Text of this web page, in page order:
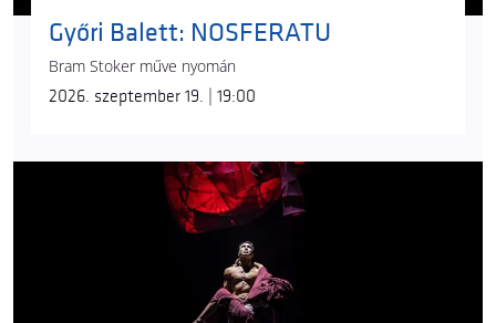
produkcióban léptek már színpadra kiemelkedő
szólistaként, azIMAállandó főszereplői, emellett a
kreatív munkafolyamatokban is alkotótársakként
vannak jelen.
© Hirling Bálint
Az előadást lengőrúddal nyitó
artistaképzőben kínai rúdra specializálódott,
duójával világszerte számos cirkuszfesztiválon
Győri Balett: NOSFERATU
Bram Stoker műve nyomán
2026. szeptember 19. | 19:00